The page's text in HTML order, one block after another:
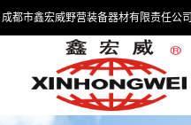
成都市鑫宏威野营装备器材有限责任公司